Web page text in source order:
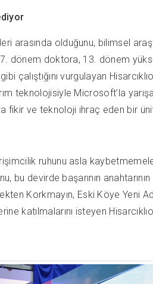
arasında olduğunu, bilimsel
7. dönem doktora, 13. dönem
çalıştığını vurgulayan
teknolojisiyle Microsoft’la
fikir ve teknoloji ihraç eden bir
ruhunu asla
bu devirde başarının
Korkmayın, Eski Köye Yeni
katılmalarını isteyen